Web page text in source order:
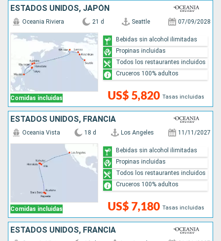
ESTADOS UNIDOS, JAPÓN
Comidas incluidas
Oceania Riviera 21 d Seattle 07/09/2028
US$ 5,820 Tasas incluidas
Bebidas sin alcohol ilimitadas
Propinas incluidas
Todos los restaurantes incluidos
Cruceros 100% adultos
ESTADOS UNIDOS, FRANCIA
Comidas incluidas
Oceania Vista 18 d Los Angeles 11/11/2027
US$ 7,180 Tasas incluidas
Bebidas sin alcohol ilimitadas
Propinas incluidas
Todos los restaurantes incluidos
Cruceros 100% adultos
ESTADOS UNIDOS, FRANCIA